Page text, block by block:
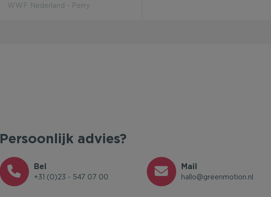
WWF Nederland - Perry
Persoonlijk advies?
Bel
+31 (0)23 - 547 07 00
Mail
hallo@greenmotion.nl